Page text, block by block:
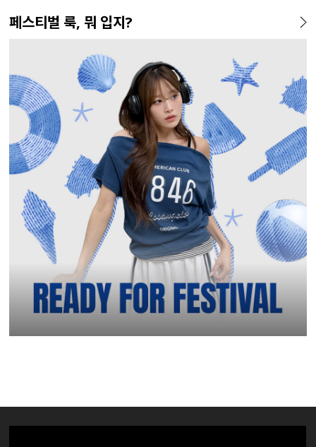
MADE
[EVELLET]커버핏 쿨메쉬 군
26,800원
(28~38)
10%29,800원 33,100원
(66~110)
28%
(66~110)
MADE
[EVELLET]렌튜아 끈SET 레이
5%43,600원 45,800원
(66~110)
10%59,100원 65,600원
SET SALE
10%
MADE
[EVELLET]디오브 길이별 스
20%19,800원 24,750원
(66~110)
19,800원
(66~110)
10%
(66~110)
EXCLUSIVE
[EVELLET]오베루 쿨강연 스
34,800원
(28~38)
19,800원
(28~42)
37,800
(66~110)
페스티벌 룩, 뭐 입지?